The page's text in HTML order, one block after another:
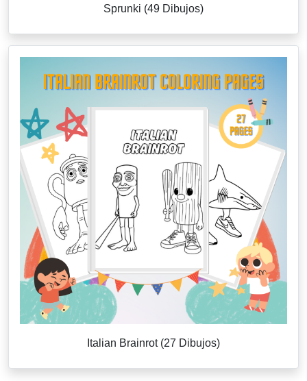
Sprunki (49 Dibujos)
Italian Brainrot (27 Dibujos)